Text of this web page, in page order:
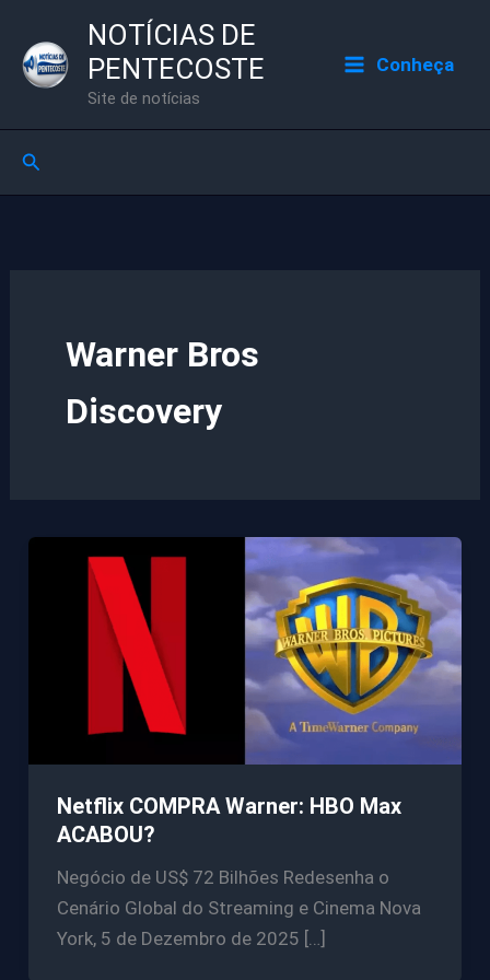
para
NOTÍCIAS DE
PENTECOSTE
Site de notícias
Conheça
Pesquisar
Warner Bros
Discovery
Netflix COMPRA Warner: HBO Max
ACABOU?
Negócio de US$ 72 Bilhões Redesenha o
Cenário Global do Streaming e Cinema Nova
York, 5 de Dezembro de 2025 […]